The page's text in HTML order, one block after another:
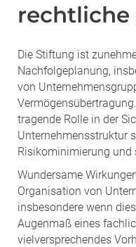
rechtliche
Die Stiftung ist
Nachfolgeplanung,
von
tragende Rolle in der
Unternehmensstruktur
Risikominimierung und
Wundersame
Organisation von
insbesondere wenn
Augenmaß eines
vielversprechendes